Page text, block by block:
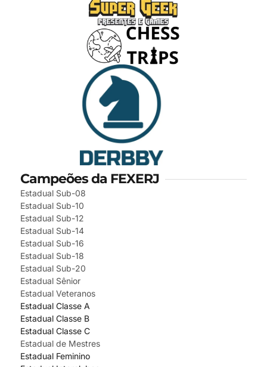
Campeões da FEXERJ
Estadual Sub-08
Estadual Sub-10
Estadual Sub-12
Estadual Sub-14
Estadual Sub-16
Estadual Sub-18
Estadual Sub-20
Estadual Sênior
Estadual Veteranos
Estadual Classe A
Estadual Classe B
Estadual Classe C
Estadual de Mestres
Estadual Feminino